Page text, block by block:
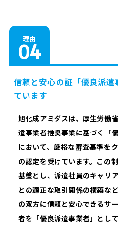
理由
信頼と安心の証「優良派
ています
旭化成アミダスは、厚生労働
遣事業者推奨事業に基づく「
において、厳格な審査基準を
の認定を受けています。この
基盤とし、派遣社員のキャリ
との適正な取引関係の構築な
の双方に信頼と安心できるサ
者を「優良派遣事業者」とし